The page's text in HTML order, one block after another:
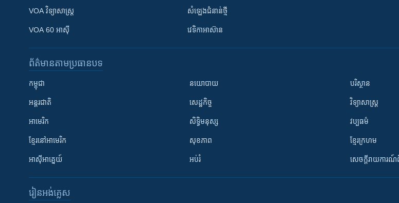
VOA ​វិទ្យាសាស្ត្រ
VOA 60 អាស៊ី
សំឡេង​ជំនាន់​ថ្មី
វេទិកា​អាស៊ាន
ព័ត៌មាន​តាមប្រធានបទ​
កម្ពុជា
អន្តរជាតិ
អាមេរិក
ខ្មែរ​នៅអាមេរិក
អាស៊ីអាគ្នេយ៍
នយោបាយ
សេដ្ឋកិច្ច
សិទ្ធិមនុស្ស
សុខភាព
អប់រំ
បរិស្ថាន
វិទ្យាសាស្រ្ត
វប្បធម៌
ខ្មែរក្រហម
សេចក្តីរាយការ
រៀន​​អង់គ្លេស